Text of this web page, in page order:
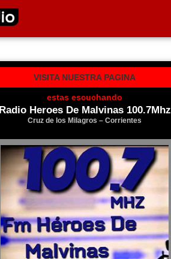
VISITA NUESTRA PAGINA
estas escuchando
Radio Heroes De Malvinas 100.7Mhz
Cruz de los Milagros – Corrientes